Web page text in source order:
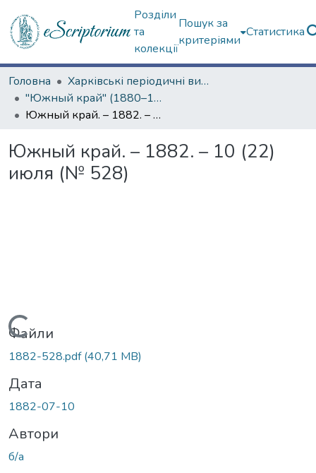
Розділи
та
колекції
Пошук за
критеріями
Статистика
Головна
Харківські періодичні видання
"Южный край" (1880–1919 гг.)
Южный край. – 1882. – 10 (22) июля (№ 528)
Южный край. – 1882. – 10 (22)
июля (№ 528)
Вантажиться...
Файли
1882-528.pdf(40,71 MB)
Дата
1882-07-10
Автори
б/а